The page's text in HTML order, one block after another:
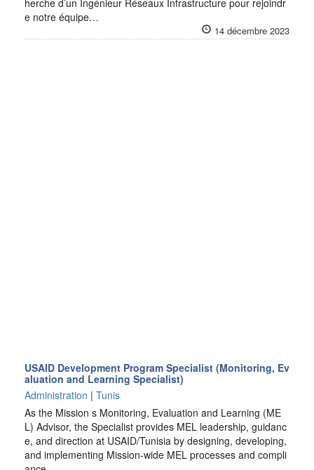
herche d’un Ingénieur Réseaux Infrastructure pour rejoindr
e notre équipe…
14 décembre 2023
USAID Development Program Specialist (Monitoring, Ev
aluation and Learning Specialist)
Administration | Tunis
As the Mission s Monitoring, Evaluation and Learning (ME
L) Advisor, the Specialist provides MEL leadership, guidanc
e, and direction at USAID/Tunisia by designing, developing,
and implementing Mission-wide MEL processes and compli